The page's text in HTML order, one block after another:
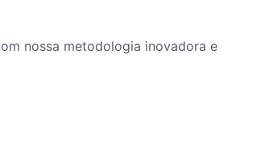
nossa metodologia inovadora e